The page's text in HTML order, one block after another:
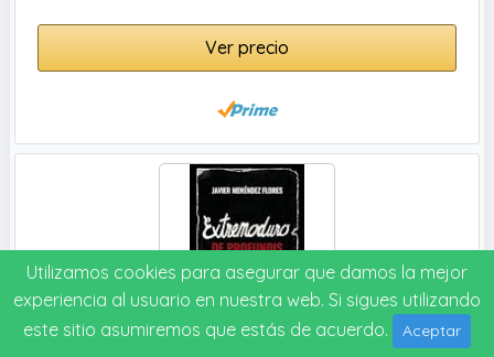
Ver precio
Utilizamos cookies para asegurar que damos la mejor
experiencia al usuario en nuestra web. Si sigues utilizando
este sitio asumiremos que estás de acuerdo.
Aceptar